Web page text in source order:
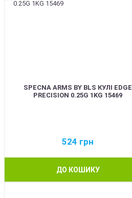
SPECNA ARMS BY BLS КУЛІ EDGE
PRECISION 0.25G 1KG 15469
524 грн
ДО КОШИКУ